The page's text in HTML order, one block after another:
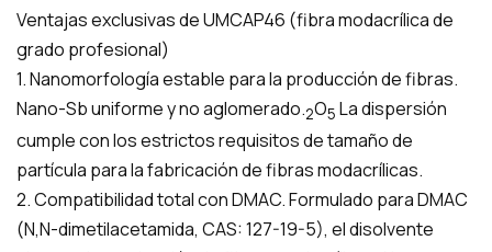
Ventajas exclusivas de UMCAP46 (fibra modacrílica de
grado profesional)
1. Nanomorfología estable para la producción de fibras.
Nano-Sb uniforme y no aglomerado.2O5 La dispersión
cumple con los estrictos requisitos de tamaño de
partícula para la fabricación de fibras modacrílicas.
2. Compatibilidad total con DMAC. Formulado para DMAC
(N,N-dimetilacetamida, CAS: 127-19-5), el disolvente